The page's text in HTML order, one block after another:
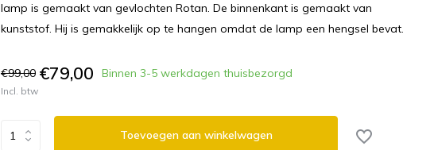
lamp is gemaakt van gevlochten Rotan. De binnenkant is gemaakt van
kunststof. Hij is gemakkelijk op te hangen omdat de lamp een hengsel bevat.
€99,00 €79,00 Binnen 3-5 werkdagen thuisbezorgd
Incl. btw
Toevoegen aan winkelwagen